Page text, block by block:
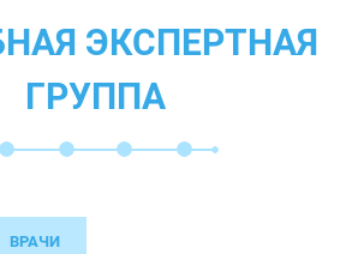
ЭКСПЕРТНАЯ
ГРУППА
ВРАЧИ